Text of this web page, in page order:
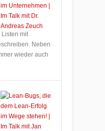
mit
Neben
wieder auch